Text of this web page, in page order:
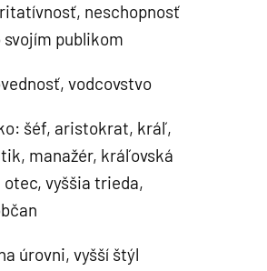
neschopnosť
publikom
vodcovstvo
šéf, aristokrat, kráľ,
manažér, kráľovská
otec, vyššia trieda,
úrovni, vyšší štýl